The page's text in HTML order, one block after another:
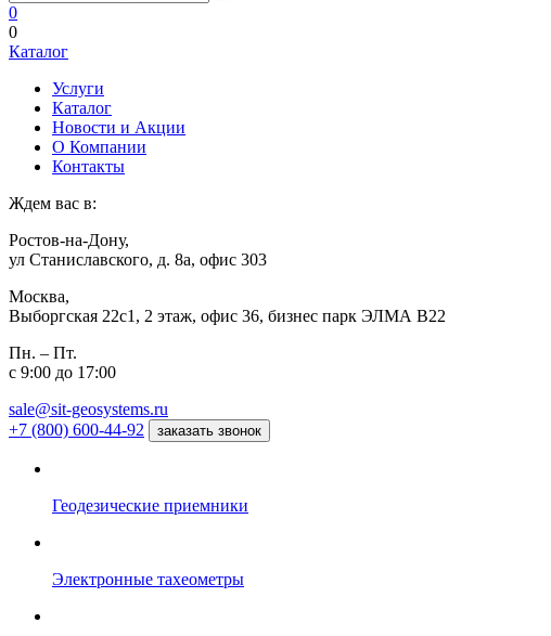
0
0
Каталог
Услуги
Каталог
Новости и Акции
О Компании
Контакты
Ждем вас в:
Ростов-на-Дону,
ул Станиславского, д. 8а, офис 303
Москва,
Выборгская 22с1, 2 этаж, офис 36, бизнес парк ЭЛМА В22
Пн. – Пт.
с 9:00 до 17:00
sale@sit-geosystems.ru
+7 (800) 600-44-92
заказать звонок
Геодезические приемники
Электронные тахеометры